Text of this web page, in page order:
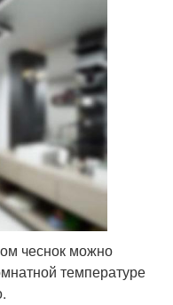
чеснок можно
температуре